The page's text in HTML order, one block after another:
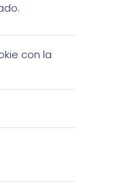
con la